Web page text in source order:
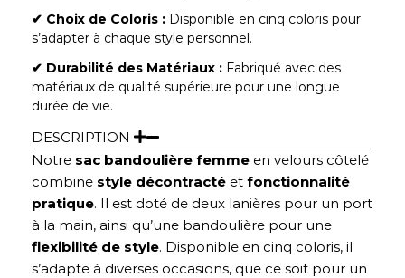
✔︎ Choix de Coloris : Disponible en cinq coloris pour
s’adapter à chaque style personnel.
✔︎ Durabilité des Matériaux : Fabriqué avec des
matériaux de qualité supérieure pour une longue
durée de vie.
DESCRIPTION
Notre sac bandoulière femme en velours côtelé
combine style décontracté et fonctionnalité
pratique. Il est doté de deux lanières pour un port
à la main, ainsi qu’une bandoulière pour une
flexibilité de style. Disponible en cinq coloris, il
s’adapte à diverses occasions, que ce soit pour un